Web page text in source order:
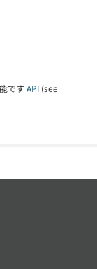
です API (see